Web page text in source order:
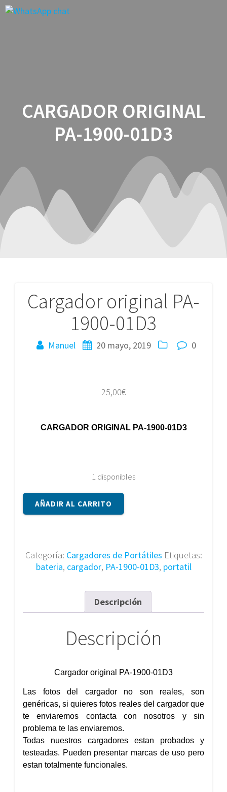
CARGADOR ORIGINAL
PA-1900-01D3
Cargador original PA-
1900-01D3
Manuel 20 mayo, 2019 0
25,00€
CARGADOR ORIGINAL PA-1900-01D3
1 disponibles
Cargador
original
cantidad
AÑADIR AL CARRITO
Categoría: Cargadores de Portátiles Etiquetas:
bateria, cargador, PA-1900-01D3, portatil
Descripción
Descripción
Cargador original PA-1900-01D3
Las fotos del cargador no son reales, son
genéricas, si quieres fotos reales del cargador que
te enviaremos contacta con nosotros y sin
problema te las enviaremos.
Todas nuestros cargadores estan probados y
testeadas. Pueden presentar marcas de uso pero
estan totalmente funcionales.
Navegación
entradas